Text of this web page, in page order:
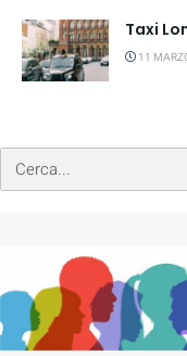
Taxi
11